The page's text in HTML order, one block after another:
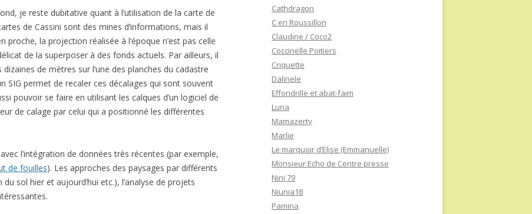
je reste dubitative quant à l’utilisation de la carte de
de Cassini sont des mines d’informations, mais il
proche, la projection réalisée à l’époque n’est pas celle
de la superposer à des fonds actuels. Par ailleurs, il
de mètres sur l’une des planches du cadastre
SIG permet de recaler ces décalages qui sont souvent
pouvoir se faire en utilisant les calques d’un logiciel de
de calage par celui qui a positionné les différentes
l’intégration de données très récentes (par exemple,
de fouilles). Les approches des paysages par différents
sol hier et aujourd’hui etc.), l’analyse de projets
Cathdragon
C en Roussillon
Claudine / Coco2
Coccinelle Poitiers
Criquette
Dalinele
Effondrille et abat-faim
Luna
Mamazerty
Marlie
Le marquoir d’Elise (Emmanuelle)
Monsieur Echo de Centre presse
Nini 79
Niunia18
Pamina